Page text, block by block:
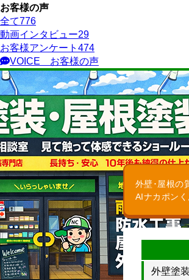
お客様の声
全て776
動画インタビュー29
お客様アンケート 474
VOICE
お客様の声
外壁･屋根の
AIナカポンく
外壁塗